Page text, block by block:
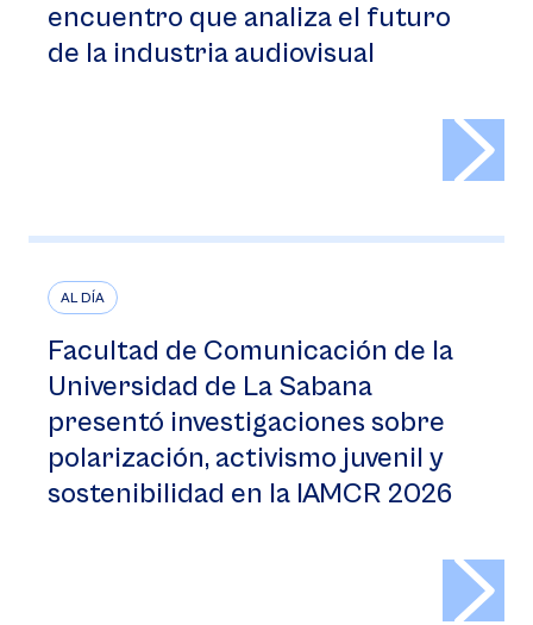
encuentro que analiza el futuro
de la industria audiovisual
AL DÍA
Facultad de Comunicación de la
Universidad de La Sabana
presentó investigaciones sobre
polarización, activismo juvenil y
sostenibilidad en la IAMCR 2026